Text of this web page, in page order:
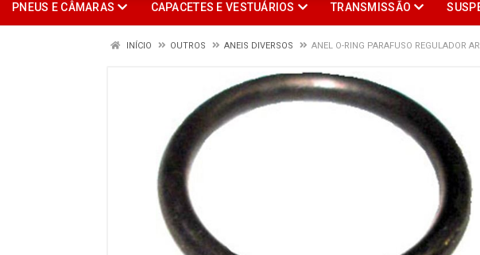
PNEUS E CÂMARAS CAPACETES E VESTUÁRIOS TRANSMISSÃO
INÍCIO OUTROS ANEIS DIVERSOS ANEL O-RING PARAFUSO REGULADOR